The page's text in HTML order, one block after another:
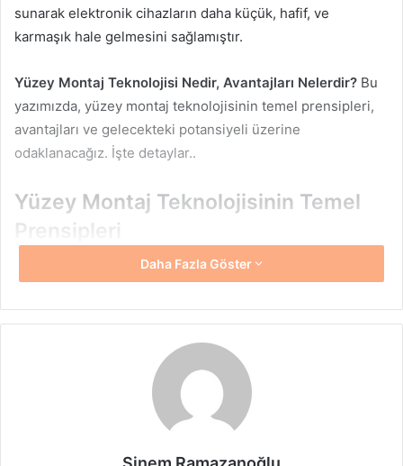
sunarak elektronik cihazların daha küçük, hafif, ve
karmaşık hale gelmesini sağlamıştır.
Yüzey Montaj Teknolojisi Nedir, Avantajları Nelerdir? Bu
yazımızda, yüzey montaj teknolojisinin temel prensipleri,
avantajları ve gelecekteki potansiyeli üzerine
odaklanacağız. İşte detaylar..
Yüzey Montaj Teknolojisinin Temel
Prensipleri
Yüzey montaj teknolojisi, elektronik bileşenlerin devre
sürecidir. Geleneksel lehimleme yöntemlerine kıyasla daha
kartının yüzeyine monte ederek, daha yoğun ve kompakt
bir yapı elde edilmesine olanak tanır. Bu süreç, özel olarak
tasarlanmış lehimleme makineleri ve teknikleri aracılığıyla
Daha Fazla Göster